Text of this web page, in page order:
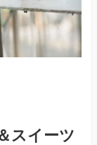
スイーツ